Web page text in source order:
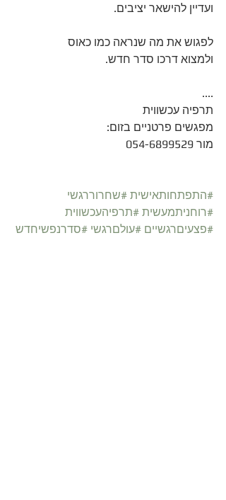
ועדיין להישאר יציבים.
לפגוש את מה שנראה כמו כאוס
ולמצוא דרכו סדר חדש.
....
תרפיה עכשווית
מפגשים פרטניים בזום:
מור 054-6899529
#התפתחותאישית #שחרוררגשי
#רוחניתמעשית #תרפיהעכשווית
#פצעיםרגשיים #עולםרגשי #סדרנפשיחדש